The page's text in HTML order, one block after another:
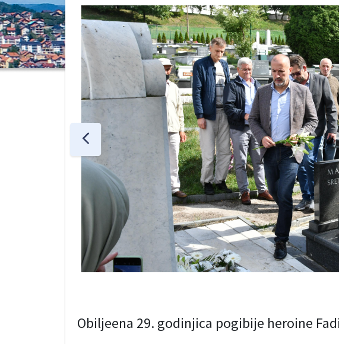
Obiljeena 29. godinjica pogibije heroine